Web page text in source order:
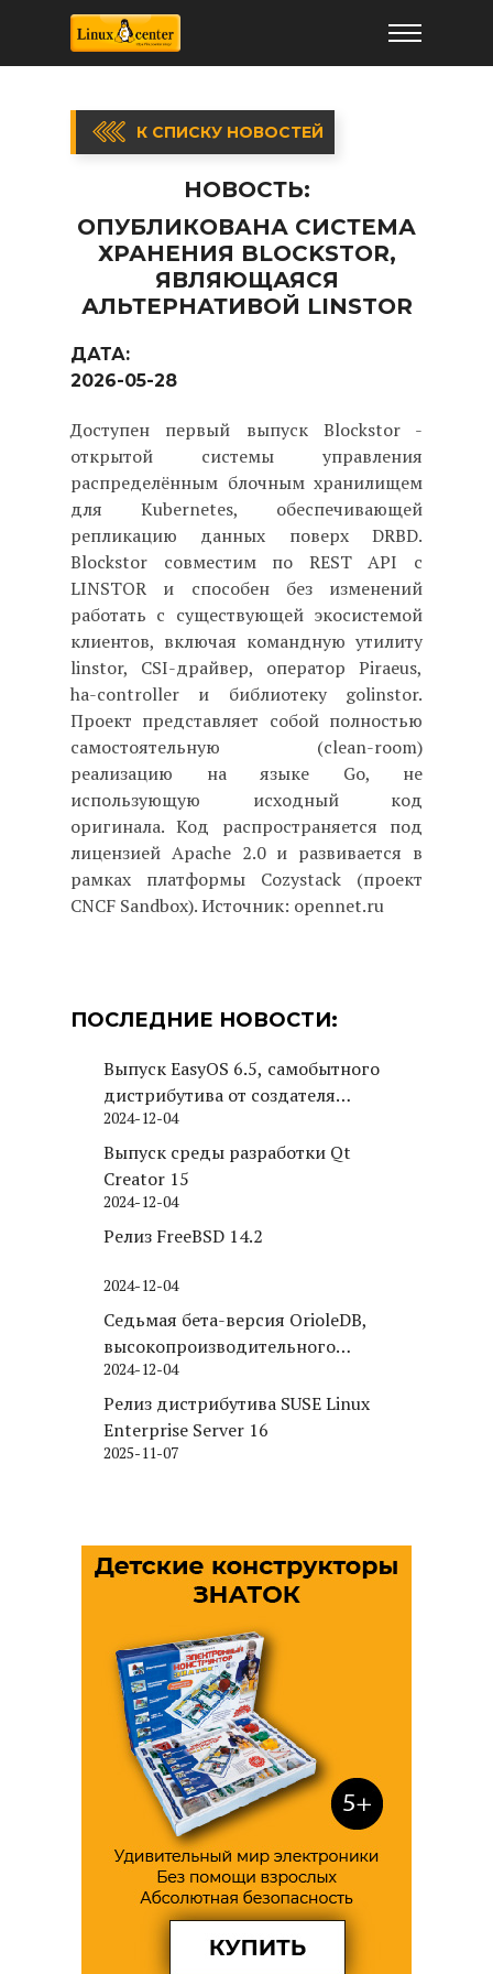
К СПИСКУ НОВОСТЕЙ
НОВОСТЬ:
ОПУБЛИКОВАНА СИСТЕМА
ХРАНЕНИЯ BLOCKSTOR,
ЯВЛЯЮЩАЯСЯ
АЛЬТЕРНАТИВОЙ LINSTOR
ДАТА:
2026-05-28
Доступен первый выпуск Blockstor -
открытой системы управления
распределённым блочным хранилищем
для Kubernetes, обеспечивающей
репликацию данных поверх DRBD.
Blockstor совместим по REST API с
LINSTOR и способен без изменений
работать с существующей экосистемой
клиентов, включая командную утилиту
linstor, CSI-драйвер, оператор Piraeus,
ha-controller и библиотеку golinstor.
Проект представляет собой полностью
самостоятельную (clean-room)
реализацию на языке Go, не
использующую исходный код
оригинала. Код распространяется под
лицензией Apache 2.0 и развивается в
рамках платформы Cozystack (проект
CNCF Sandbox). Источник: opennet.ru
ПОСЛЕДНИЕ НОВОСТИ:
Выпуск EasyOS 6.5, самобытного
дистрибутива от создателя
Puppy Linux
2024-12-04
Выпуск среды разработки Qt
Creator 15
2024-12-04
Релиз FreeBSD 14.2
2024-12-04
Седьмая бета-версия OrioleDB,
высокопроизводительного
движка хранения для PostgreSQL
2024-12-04
Релиз дистрибутива SUSE Linux
Enterprise Server 16
2025-11-07